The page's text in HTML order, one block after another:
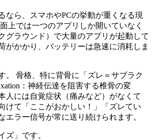
なら、スマホやPCの挙動が重くなる現
上では一つのアプリしか開いていなく
グラウンド）で大量のアプリが起動して
がかかり、バッテリーは急速に消耗しま
。 骨格、特に背骨に「ズレ＝サブラク
：神経伝達を阻害する椎骨の変
人には自覚症状（痛みなど）がなくて
けて「ここがおかしい！」「ズレてい
エラー信号が常に送り続けられます。
ズ」です。